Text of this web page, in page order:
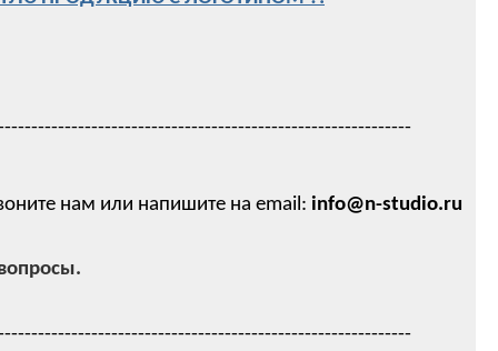
нам или напишите на email: info@n-studio.ru